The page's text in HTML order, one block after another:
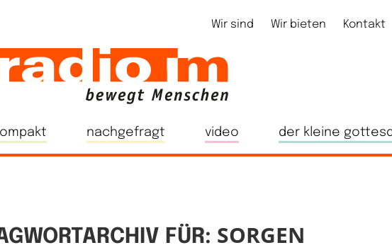
Wir sind Wir bieten Kontakt
nachgefragt video der kleine
FÜR: SORGEN